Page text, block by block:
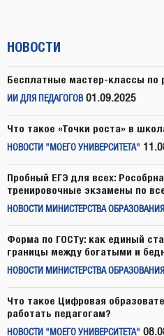
НОВОСТИ
Бесплатные мастер-классы по
ИИ ДЛЯ ПЕДАГОГОВ 01.09.2025
Что такое «Точки роста» в
НОВОСТИ "МОЕГО УНИВЕРСИТЕТА"
Пробный ЕГЭ для всех:
тренировочные экзамены по
НОВОСТИ МИНИСТЕРСТВА ОБРАЗОВАНИЯ
Форма по ГОСТу: как единый
границы между богатыми и
НОВОСТИ МИНИСТЕРСТВА ОБРАЗОВАНИЯ
Что такое Цифровая
работать педагогам?
НОВОСТИ "МОЕГО УНИВЕРСИТЕТА"